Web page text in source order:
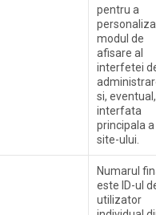
pentru a
personaliza
modul de
afisare al
interfetei
si, eventual,
interfata
principala a
site-ului.
Numarul
este ID-ul
utilizator